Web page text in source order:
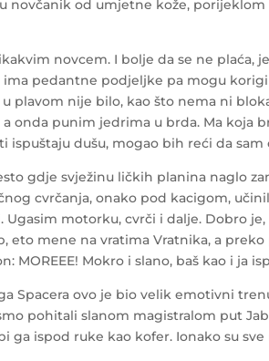
novčanik od umjetne kože, porijeklom
novcem. I bolje da se ne plaća,
pedantne podjeljke pa mogu
plavom nije bilo, kao što nema ni
onda punim jedrima u brda. Ma koja
dušu, mogao bih reći da
gdje svježinu ličkih planina naglo
cvrčanja, onako pod kacigom,
motorku, cvrči i dalje. Dobro je,
eto mene na vratima Vratnika, a
Mokro i slano, baš kao i ja
Spacera ovo je bio velik emotivni
pohitali slanom magistralom put
ga ispod ruke kao kofer. Ionako su